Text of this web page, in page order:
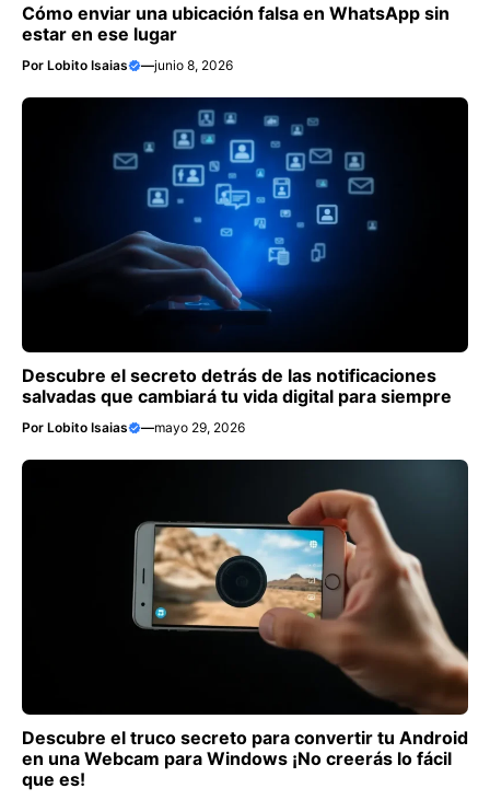
Cómo enviar una ubicación falsa en WhatsApp sin
estar en ese lugar
Por Lobito Isaias —junio 8, 2026
Descubre el secreto detrás de las notificaciones
salvadas que cambiará tu vida digital para siempre
Por Lobito Isaias —mayo 29, 2026
Descubre el truco secreto para convertir tu Android
en una Webcam para Windows ¡No creerás lo fácil
que es!